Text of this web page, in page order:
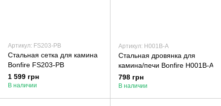
Артикул: FS203-РB
Стальная сетка для камина
Bonfire FS203-РB
1 599 грн
В наличии
Артикул: H001B-A
Стальная дровянка для
камина/печи Bonfire H001B-A
798 грн
В наличии